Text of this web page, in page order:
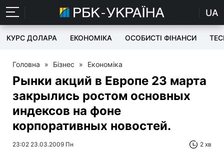
UA
КУРС ДОЛАРА ЕКОНОМІКА ОСОБИСТІ ФІНАНСИ
Головна » Бізнес » Економіка
Рынки акций в Европе 23 марта
закрылись ростом основных
индексов на фоне
корпоративных новостей.
23:02 23.03.2009 Пн 2 хв